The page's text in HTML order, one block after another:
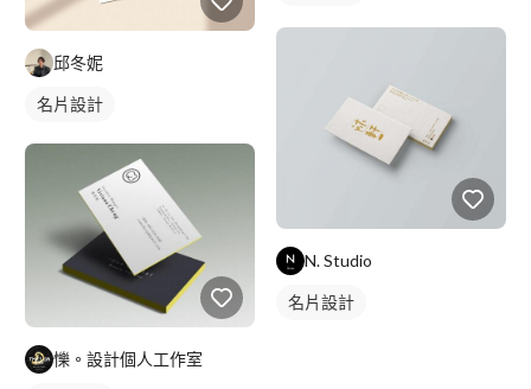
邱冬妮
名片設計
㦡。設計個人工作室
N. Studio
名片設計